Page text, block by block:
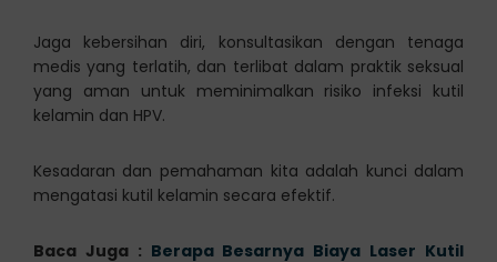
Jaga kebersihan diri, konsultasikan dengan tenaga
medis yang terlatih, dan terlibat dalam praktik seksual
yang aman untuk meminimalkan risiko infeksi kutil
kelamin dan HPV.
Kesadaran dan pemahaman kita adalah kunci dalam
mengatasi kutil kelamin secara efektif.
Baca Juga : Berapa Besarnya Biaya Laser Kutil